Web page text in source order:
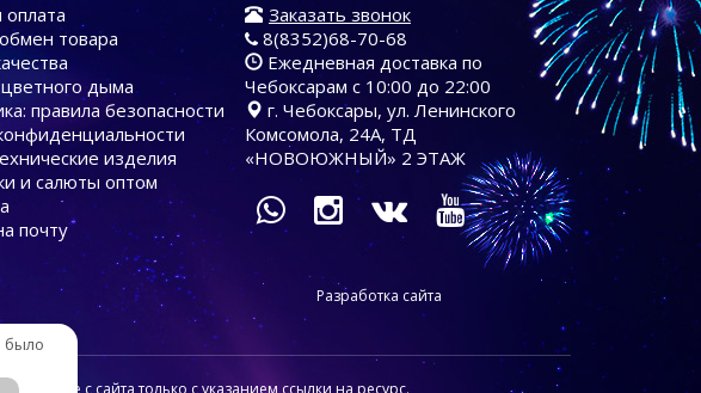
оплата
товара
дыма
правила безопасности
изделия
и салюты оптом
почту
Заказать звонок
8(8352)68-70-68
Ежедневная доставка по
Чебоксарам с 10:00 до 22:00
г. Чебоксары, ул. Ленинского
Комсомола, 24А, ТД
«НОВОЮЖНЫЙ» 2 ЭТАЖ
Разработка сайта
с сайта только с указанием ссылки на ресурс.
было